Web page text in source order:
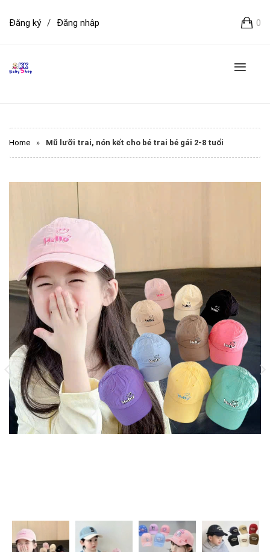
0
Đăng ký / Đăng nhập
Home » Mũ lưỡi trai, nón kết cho bé trai bé gái 2-8 tuổi